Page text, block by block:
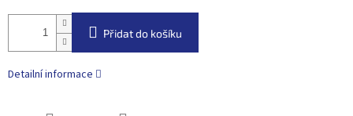
Přidat do košíku
Detailní informace